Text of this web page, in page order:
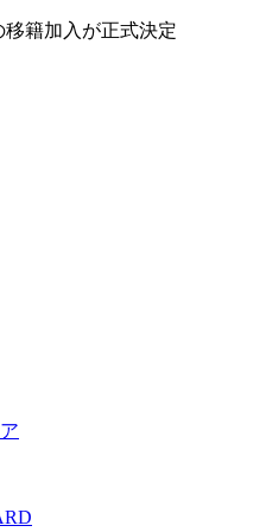
移籍加入が正式決定